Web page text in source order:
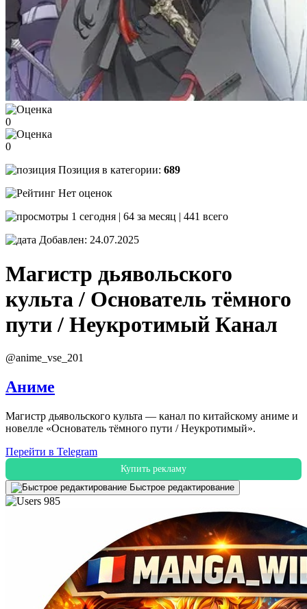
0
0
Позиция в категории: 689
Нет оценок
1 сегодня | 64 за месяц | 441 всего
Добавлен: 24.07.2025
Магистр дьявольского
культа / Основатель тёмного
пути / Неукротимый Канал
@anime_vse_201
Аниме
Магистр дьявольского культа — канал по китайскому аниме и
новелле «Основатель тёмного пути / Неукротимый».
Перейти в Telegram
Купить рекламу
Быстрое редактирование
985